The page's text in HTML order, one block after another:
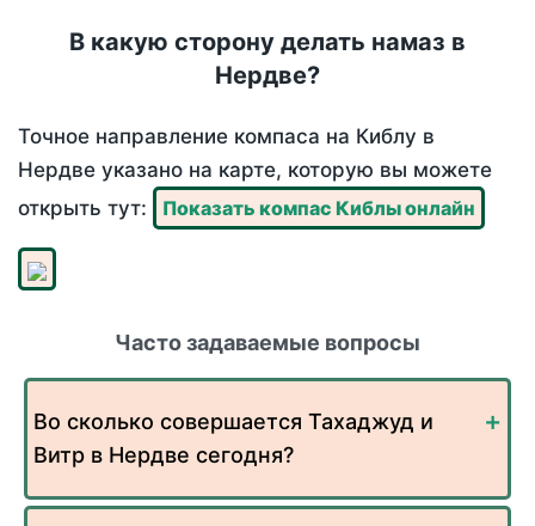
В какую сторону делать намаз в
Нердве?
Точное направление компаса на Киблу в
Нердве указано на карте, которую вы можете
открыть тут:
Показать компас Киблы онлайн
Часто задаваемые вопросы
Во сколько совершается Тахаджуд и
Витр в Нердве сегодня?